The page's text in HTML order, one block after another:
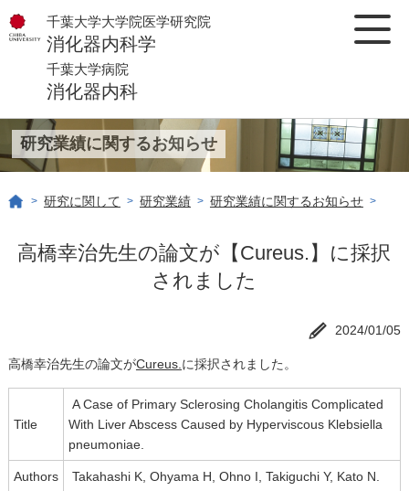
千葉大学大学院医学研究院
消化器内科学
千葉大学病院
消化器内科
研究業績に関するお知らせ
> 研究に関して > 研究業績 > 研究業績に関するお知らせ >
高橋幸治先生の論文が【Cureus.】に採択
されました
2024/01/05
高橋幸治先生の論文がCureus. に採択されました。
Title
A Case of Primary Sclerosing Cholangitis Complicated
With Liver Abscess Caused by Hyperviscous Klebsiella
pneumoniae.
Authors Takahashi K, Ohyama H, Ohno I, Takiguchi Y, Kato N.